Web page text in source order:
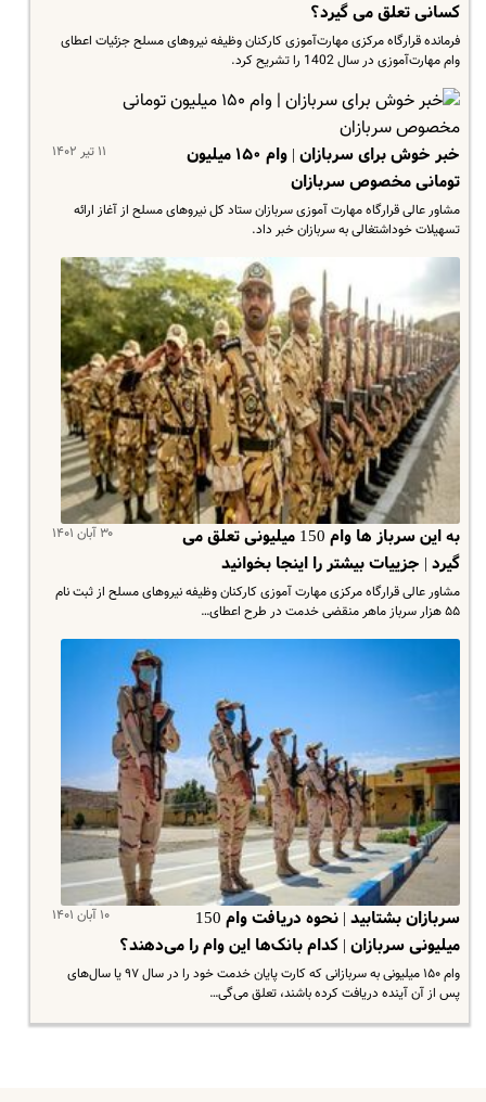
کسانی تعلق می گیرد؟
فرمانده قرارگاه مرکزی مهارت‌آموزی کارکنان وظیفه نیروهای مسلح جزئیات اعطای
وام مهارت‌آموزی در سال 1402 را تشریح کرد.
۱۱ تیر ۱۴۰۲
خبر خوش برای سربازان | وام ۱۵۰ میلیون
تومانی مخصوص سربازان
مشاور عالی قرارگاه مهارت آموزی سربازان ستاد کل نیروهای مسلح از آغاز ارائه
تسهیلات خوداشتغالی به سربازان خبر داد.
۳۰ آبان ۱۴۰۱
به این سرباز ها وام 150 میلیونی تعلق می
گیرد | جزییات بیشتر را اینجا بخوانید
مشاور عالی قرارگاه مرکزی مهارت آموزی کارکنان وظیفه نیروهای مسلح از ثبت نام
۵۵ هزار سرباز ماهر منقضی خدمت در طرح اعطای…
۱۰ آبان ۱۴۰۱
سربازان بشتابید | نحوه دریافت وام 150
میلیونی سربازان | کدام بانک‌ها این وام را می‌دهند؟
وام ۱۵۰ میلیونی به سربازانی که کارت پایان خدمت خود را در سال ۹۷ یا سال‌های
پس از آن آینده دریافت کرده باشند، تعلق می‌گی…